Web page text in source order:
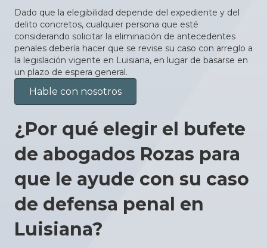
Dado que la elegibilidad depende del expediente y del
delito concretos, cualquier persona que esté
considerando solicitar la eliminación de antecedentes
penales debería hacer que se revise su caso con arreglo a
la legislación vigente en Luisiana, en lugar de basarse en
un plazo de espera general.
Hable con nosotros
¿Por qué elegir el bufete
de abogados Rozas para
que le ayude con su caso
de defensa penal en
Luisiana?